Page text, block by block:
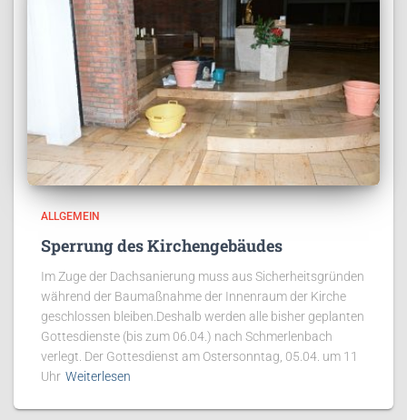
ALLGEMEIN
Sperrung des Kirchengebäudes
Im Zuge der Dachsanierung muss aus Sicherheitsgründen
während der Baumaßnahme der Innenraum der Kirche
geschlossen bleiben.Deshalb werden alle bisher geplanten
Gottesdienste (bis zum 06.04.) nach Schmerlenbach
verlegt. Der Gottesdienst am Ostersonntag, 05.04. um 11
Uhr Weiterlesen